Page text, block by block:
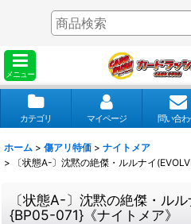
メニュー
カテゴリ マイページ 問い合
ホーム > 傷アリ特価 > ナイトメア
>
〔状態A-〕沈黙の絶傑・ルルナイ
〔状態A-〕沈黙の絶傑・ルル
{BP05-071}《ナイトメア》